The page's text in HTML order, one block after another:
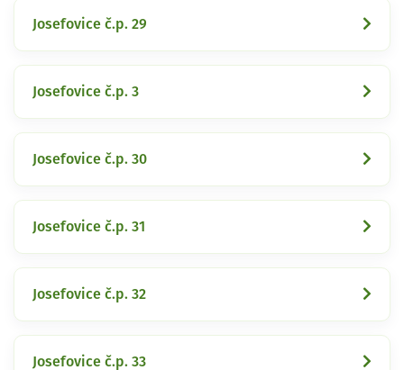
Josefovice č.p. 29
Josefovice č.p. 3
Josefovice č.p. 30
Josefovice č.p. 31
Josefovice č.p. 32
Josefovice č.p. 33